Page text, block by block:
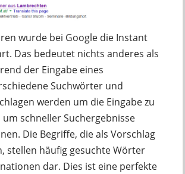
wurde bei Google die Instant
Das bedeutet nichts anderes als
der Eingabe eines
Suchwörter und
werden um die Eingabe zu
schneller Suchergebnisse
Die Begriffe, die als Vorschlag
stellen häufig gesuchte Wörter
dar. Dies ist eine perfekte